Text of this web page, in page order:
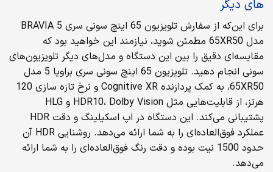
های دیگر
برای این‌که از سفارش تلویزیون 65 اینچ سونی سری BRAVIA 5
مدل 65XR50 مطمئن شوید، نیازمند این خواهید بود که
مقایسه‌ای دقیق را بین این دستگاه و مدل‌های دیگر تلویزیون‌های
سونی انجام دهید. تلویزیون 65 اینچ سونی سری براویا 5 مدل
65XR50، به کمک پردازنده Cognitive XR و نرخ تازه سازی 120
هرتز، از قابلیت‌هایی مثل HDR10، Dolby Vision و HLG
پشتیبانی می‌کند. این دستگاه در اپ اسکیلینگ و دقت HDR
عملکرد فوق‌العاده‌ای را به شما ارائه می‌دهد. روشنایی HDR آن
حدود 1500 نیت بوده و دقت رنگ فوق‌العاده‌ای را به شما ارائه
می‌دهد.